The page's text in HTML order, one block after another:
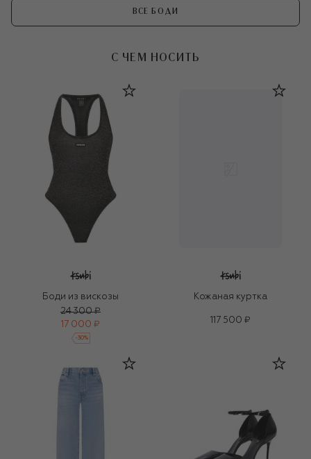
ВСЕ БОДИ
С ЧЕМ НОСИТЬ
Боди из вискозы
24 300 ₽
17 000 ₽
-30%
Кожаная куртка
117 500 ₽